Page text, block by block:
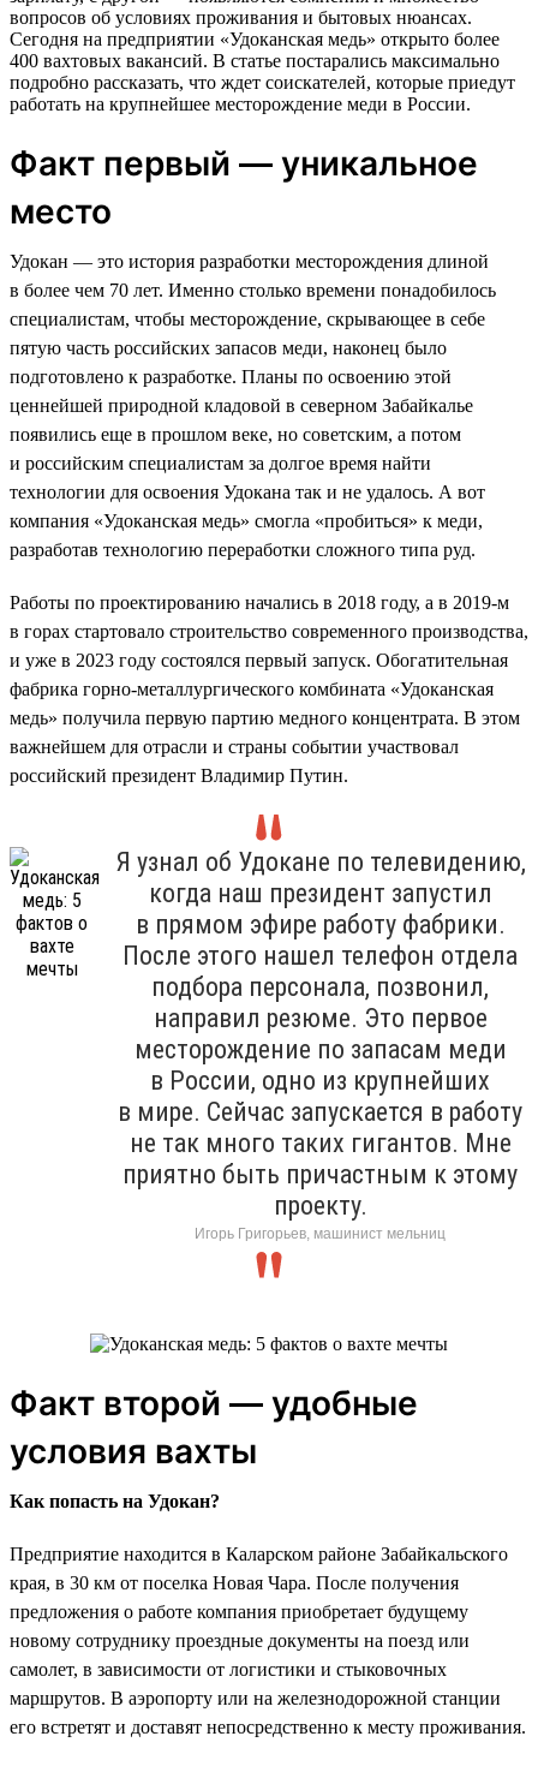
вопросов об условиях проживания и бытовых нюансах.
Сегодня на предприятии «Удоканская медь» открыто более
400 вахтовых вакансий. В статье постарались максимально
подробно рассказать, что ждет соискателей, которые приедут
работать на крупнейшее месторождение меди в России.
Факт первый — уникальное
место
Удокан — это история разработки месторождения длиной
в более чем 70 лет. Именно столько времени понадобилось
специалистам, чтобы месторождение, скрывающее в себе
пятую часть российских запасов меди, наконец было
подготовлено к разработке. Планы по освоению этой
ценнейшей природной кладовой в северном Забайкалье
появились еще в прошлом веке, но советским, а потом
и российским специалистам за долгое время найти
технологии для освоения Удокана так и не удалось. А вот
компания «Удоканская медь» смогла «пробиться» к меди,
разработав технологию переработки сложного типа руд.
Работы по проектированию начались в 2018 году, а в 2019-м
в горах стартовало строительство современного производства,
и уже в 2023 году состоялся первый запуск. Обогатительная
фабрика горно-металлургического комбината «Удоканская
медь» получила первую партию медного концентрата. В этом
важнейшем для отрасли и страны событии участвовал
российский президент Владимир Путин.
Я узнал об Удокане по телевидению,
когда наш президент запустил
в прямом эфире работу фабрики.
После этого нашел телефон отдела
подбора персонала, позвонил,
направил резюме. Это первое
месторождение по запасам меди
в России, одно из крупнейших
в мире. Сейчас запускается в работу
не так много таких гигантов. Мне
приятно быть причастным к этому
проекту.
Игорь Григорьев, машинист мельниц
Факт второй — удобные
условия вахты
Как попасть на Удокан?
Предприятие находится в Каларском районе Забайкальского
края, в 30 км от поселка Новая Чара. После получения
предложения о работе компания приобретает будущему
новому сотруднику проездные документы на поезд или
самолет, в зависимости от логистики и стыковочных
маршрутов. В аэропорту или на железнодорожной станции
его встретят и доставят непосредственно к месту проживания.